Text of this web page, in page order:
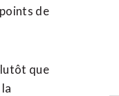
de
que